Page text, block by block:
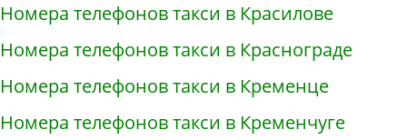
Номера телефонов такси в Красилове
Номера телефонов такси в Краснограде
Номера телефонов такси в Кременце
Номера телефонов такси в Кременчуге